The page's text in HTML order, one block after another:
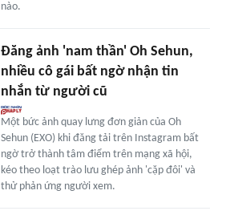
nào.
Đăng ảnh 'nam thần' Oh Sehun,
nhiều cô gái bất ngờ nhận tin
nhắn từ người cũ
Một bức ảnh quay lưng đơn giản của Oh
Sehun (EXO) khi đăng tải trên Instagram bất
ngờ trở thành tâm điểm trên mạng xã hội,
kéo theo loạt trào lưu ghép ảnh 'cặp đôi' và
thử phản ứng người xem.